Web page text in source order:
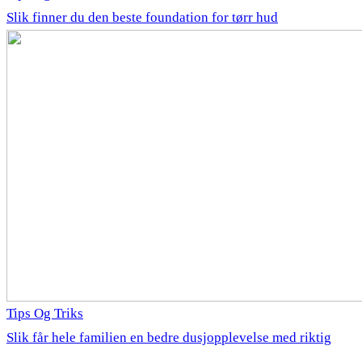
Slik finner du den beste foundation for tørr hud
Tips Og Triks
Slik får hele familien en bedre dusjopplevelse med riktig